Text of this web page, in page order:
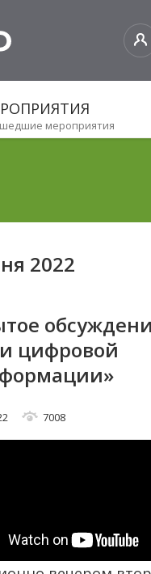
мероприятия
2022
цифровой
7008